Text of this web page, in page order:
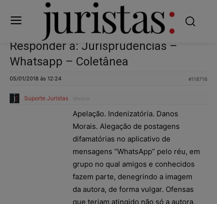
Responder a: Jurisprudências –
Whatsapp – Coletânea
05/01/2018 às 12:24 #118716
Suporte Juristas Mestre
Apelação. Indenizatória. Danos
Morais. Alegação de postagens
difamatórias no aplicativo de
mensagens “WhatsApp” pelo réu, em
grupo no qual amigos e conhecidos
fazem parte, denegrindo a imagem
da autora, de forma vulgar. Ofensas
que teriam atingido não só a autora,